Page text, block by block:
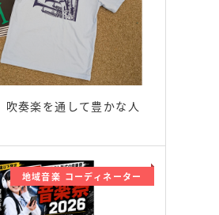
吹奏楽を通して豊かな人
地域音楽 コーディネーター